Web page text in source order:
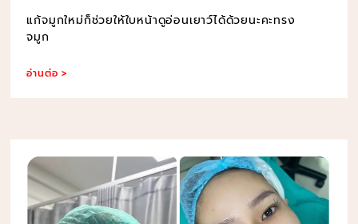
แก้จมูกใหม่ก็ช่วยให้ใบหน้าดูอ่อนเยาว์ได้ด้วยนะคะทรง
จมูก
อ่านต่อ >